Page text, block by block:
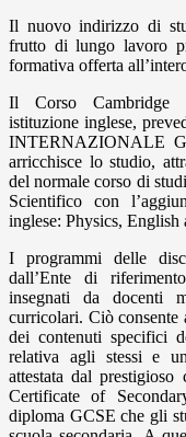
Il nuovo indirizzo di
frutto di lungo lavoro
formativa offerta
Il Corso Cambridge
istituzione inglese,
INTERNAZIONALE
arricchisce lo studio,
del normale corso di
Scientifico con
inglese: Physics, English
I programmi delle
dall’Ente di
insegnati da docenti
curricolari. Ciò consente
dei contenuti specifici
relativa agli stessi e
attestata dal prestigioso
Certificate of
diploma GCSE che gli